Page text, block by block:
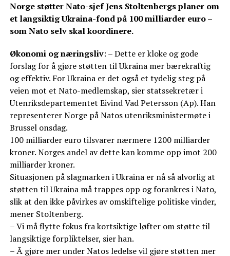
Norge støtter Nato-sjef Jens Stoltenbergs planer om
et langsiktig Ukraina-fond på 100 milliarder euro –
som Nato selv skal koordinere.
Økonomi og næringsliv: – Dette er kloke og gode
forslag for å gjøre støtten til Ukraina mer bærekraftig
og effektiv. For Ukraina er det også et tydelig steg på
veien mot et Nato-medlemskap, sier statssekretær i
Utenriksdepartementet Eivind Vad Petersson (Ap). Han
representerer Norge på Natos utenriksministermøte i
Brussel onsdag.
100 milliarder euro tilsvarer nærmere 1200 milliarder
kroner. Norges andel av dette kan komme opp imot 200
milliarder kroner.
Situasjonen på slagmarken i Ukraina er nå så alvorlig at
støtten til Ukraina må trappes opp og forankres i Nato,
slik at den ikke påvirkes av omskiftelige politiske vinder,
mener Stoltenberg.
– Vi må flytte fokus fra kortsiktige løfter om støtte til
langsiktige forpliktelser, sier han.
– Å gjøre mer under Natos ledelse vil gjøre støtten mer